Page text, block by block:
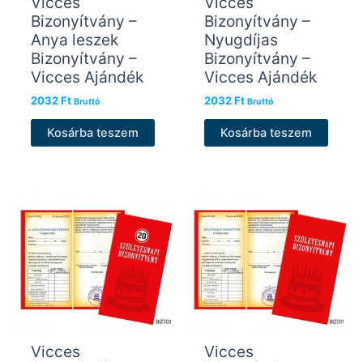
Bizonyítvány –
Anya leszek
Bizonyítvány –
Vicces Ajándék
2032Ft Bruttó
Kosárba teszem
Bizonyítvány –
Nyugdíjas
Bizonyítvány –
Vicces Ajándék
2032Ft Bruttó
Kosárba teszem
Vicces
Vicces